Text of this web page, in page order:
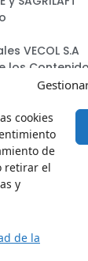
cookies
de
retirar el
y
de la
VECOL S.A
los